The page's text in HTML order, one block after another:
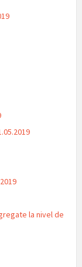
la nivel de